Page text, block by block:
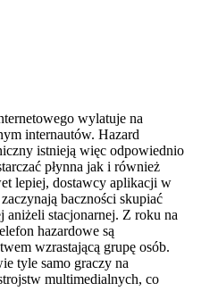
wylatuje na
internautów. Hazard
istnieją więc odpowiednio
płynna jak i również
lepiej, dostawcy aplikacji w
baczności skupiać
stacjonarnej. Z roku na
hazardowe są
wzrastającą grupę osób.
tyle samo graczy na
multimedialnych, co